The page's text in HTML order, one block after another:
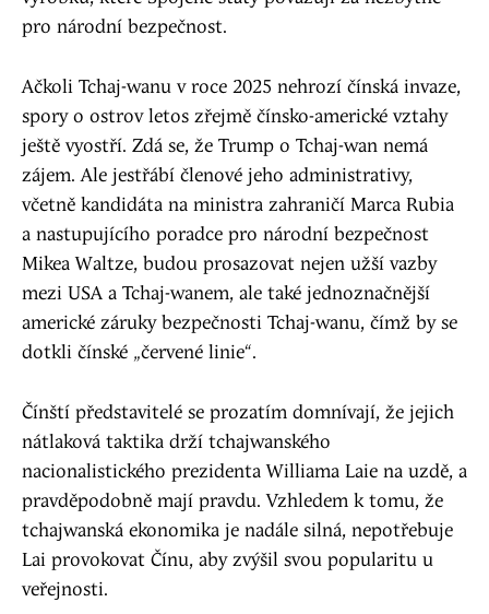
pro národní bezpečnost.
Ačkoli Tchaj-wanu v roce 2025 nehrozí čínská invaze,
spory o ostrov letos zřejmě čínsko-americké vztahy
ještě vyostří. Zdá se, že Trump o Tchaj-wan nemá
zájem. Ale jestřábí členové jeho administrativy,
včetně kandidáta na ministra zahraničí Marca Rubia
a nastupujícího poradce pro národní bezpečnost
Mikea Waltze, budou prosazovat nejen užší vazby
mezi USA a Tchaj-wanem, ale také jednoznačnější
americké záruky bezpečnosti Tchaj-wanu, čímž by se
dotkli čínské „červené linie“.
Čínští představitelé se prozatím domnívají, že jejich
nátlaková taktika drží tchajwanského
nacionalistického prezidenta Williama Laie na uzdě, a
pravděpodobně mají pravdu. Vzhledem k tomu, že
tchajwanská ekonomika je nadále silná, nepotřebuje
Lai provokovat Čínu, aby zvýšil svou popularitu u
veřejnosti.